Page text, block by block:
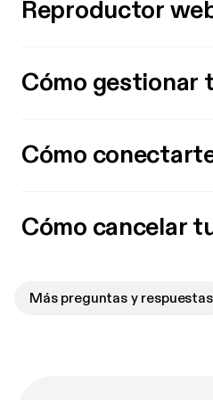
Reproductor
Cómo gestionar
Cómo
Cómo cancelar
Más preguntas y respuestas